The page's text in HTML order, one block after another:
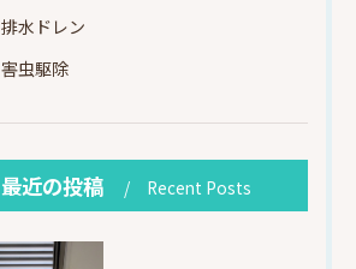
排水ドレン
害虫駆除
最近の投稿 Recent Posts